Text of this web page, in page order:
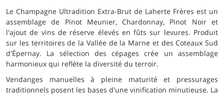
Le Champagne Ultradition Extra-Brut de Laherte Frères est un
assemblage de Pinot Meunier, Chardonnay, Pinot Noir et
l'ajout de vins de réserve élevés en fûts sur levures. Produit
sur les territoires de la Vallée de la Marne et des Coteaux Sud
d'Épernay. La sélection des cépages crée un assemblage
harmonieux qui reflète la diversité du terroir.
Vendanges manuelles à pleine maturité et pressurages
traditionnels posent les bases d'une vinification minutieuse. La